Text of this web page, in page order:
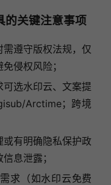
的关键注意事项
遵守版权法规，仅
侵权风险；
选水印云、文案提
Arctime；跨境
有明确隐私保护政
息泄露；
求（如水印云免费